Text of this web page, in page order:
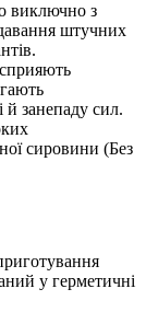
виключно з
штучних
й занепаду сил.
сировини (Без
у герметичні